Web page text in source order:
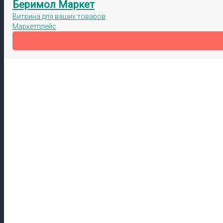
Беримол Маркет
Витрина для ваших товаров
Маркетплейс